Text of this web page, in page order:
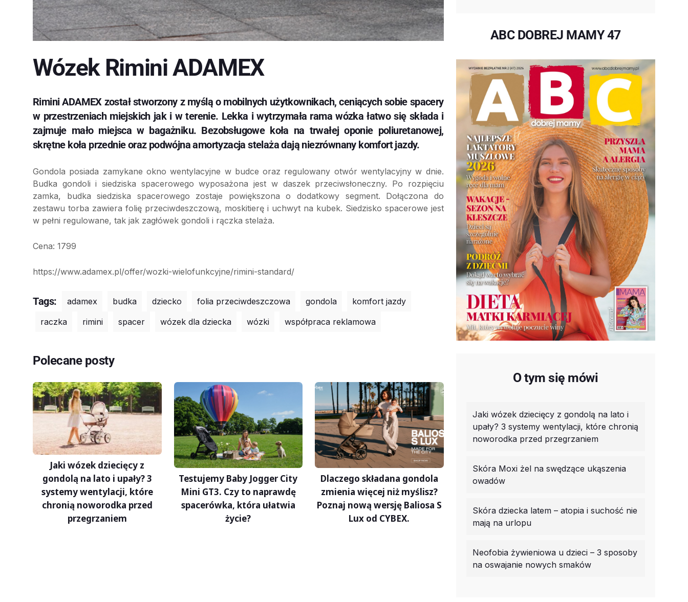
Wózek Rimini ADAMEX
Rimini ADAMEX został stworzony z myślą o mobilnych użytkownikach, ceniących sobie spacery
w przestrzeniach miejskich jak i w terenie. Lekka i wytrzymała rama wózka łatwo się składa i
zajmuje mało miejsca w bagażniku. Bezobsługowe koła na trwałej oponie poliuretanowej,
skrętne koła przednie oraz podwójna amortyzacja stelaża dają niezrównany komfort jazdy.
Gondola posiada zamykane okno wentylacyjne w budce oraz regulowany otwór wentylacyjny w dnie.
Budka gondoli i siedziska spacerowego wyposażona jest w daszek przeciwsłoneczny. Po rozpięciu
zamka, budka siedziska spacerowego zostaje powiększona o dodatkowy segment. Dołączona do
zestawu torba zawiera folię przeciwdeszczową, moskitierę i uchwyt na kubek. Siedzisko spacerowe jest
w pełni regulowane, tak jak zagłówek gondoli i rączka stelaża.
Cena: 1799
https://www.adamex.pl/offer/wozki-wielofunkcyjne/rimini-standard/
Tags: adamex budka dziecko folia przeciwdeszczowa gondola
komfort jazdy
raczka
rimini spacer wózek dla dziecka wózki współpraca reklamowa
Polecane posty
Jaki wózek dziecięcy z
gondolą na lato i upały? 3
systemy wentylacji, które
chronią noworodka przed
przegrzaniem
Testujemy Baby Jogger City
Mini GT3. Czy to naprawdę
spacerówka, która ułatwia
życie?
Dlaczego składana gondola
zmienia więcej niż myślisz?
Poznaj nową wersję Baliosa S
Lux od CYBEX.
ABC DOBREJ MAMY 47
O tym się mówi
Jaki wózek dziecięcy z gondolą na lato i
upały? 3 systemy wentylacji, które chronią
noworodka przed przegrzaniem
Skóra Moxi żel na swędzące ukąszenia
owadów
Skóra dziecka latem – atopia i suchość nie
mają na urlopu
Neofobia żywieniowa u dzieci – 3 sposoby
na oswajanie nowych smaków